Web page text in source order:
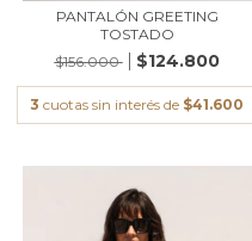
PANTALÓN GREETING
TOSTADO
$156.000
$124.800
3 cuotas sin interés de $41.600